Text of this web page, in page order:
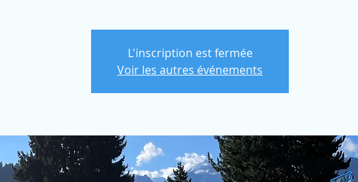
L'inscription est fermée
Voir les autres événements